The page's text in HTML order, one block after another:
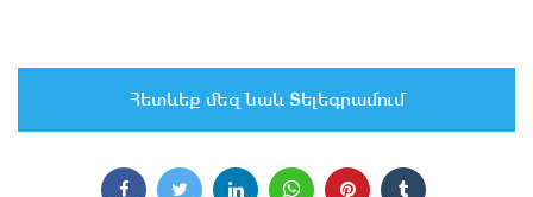
Հետևեք մեզ նաև Տելեգրամում